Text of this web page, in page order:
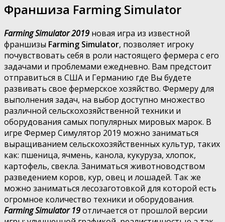
Франшиза Farming Simulator
Farming Simulator 2019 новая игра из известной
франшизы Farming Simulator, позволяет игроку
почувствовать себя в роли настоящего фермера с его
задачами и проблемами ежедневно. Вам предстоит
отправиться в США и Германию где Вы будете
развивать свое фермерское хозяйство. Фермеру для
выполнения задач, на выбор доступно множество
различной сельскохозяйственной техники и
оборудования самых популярных мировых марок. В
игре Фермер Симулятор 2019 можно заниматься
выращиванием сельскохозяйственных культур, таких
как: пшеница, ячмень, канола, кукуруза, хлопок,
картофель, свекла. Заниматься животноводством
разведением коров, кур, овец и лошадей. Так же
можно заниматься лесозаготовкой для которой есть
огромное количество техники и оборудования.
Farming Simulator 19отличается от прошлой версии